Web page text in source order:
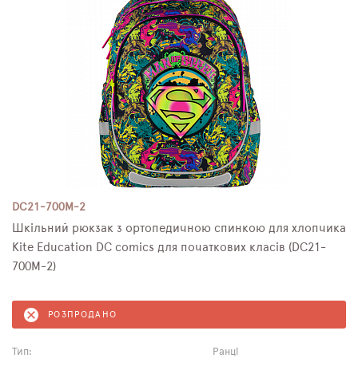
DC21-700M-2
Шкільний рюкзак з ортопедичною спинкою для хлопчика
Kite Education DC comics для початкових класів (DC21-
700M-2)
РОЗПРОДАНО
Тип:
Ранці